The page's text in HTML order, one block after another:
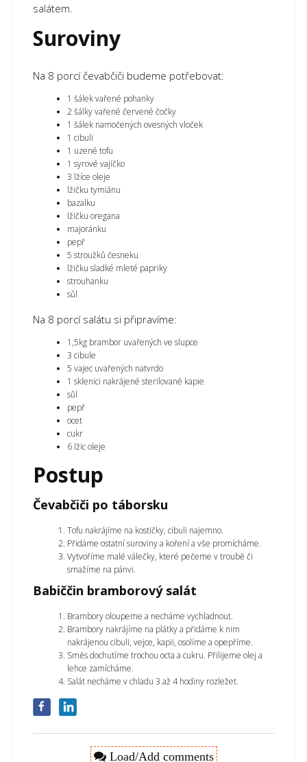
salátem.
Suroviny
Na 8 porcí čevabčiči budeme potřebovat:
1 šálek vařené pohanky
2 šálky vařené červené čočky
1 šálek namočených ovesných vloček
1 cibuli
1 uzené tofu
1 syrové vajíčko
3 lžíce oleje
lžičku tymiánu
bazalku
lžičku oregana
majoránku
pepř
5 stroužků česneku
lžičku sladké mleté papriky
strouhanku
sůl
Na 8 porcí salátu si připravíme:
1,5kg brambor uvařených ve slupce
3 cibule
5 vajec uvařených natvrdo
1 sklenici nakrájené sterilované kapie
sůl
pepř
ocet
cukr
6 lžic oleje
Postup
Čevabčiči po táborsku
Tofu nakrájíme na kostičky, cibuli najemno.
Přidáme ostatní suroviny a koření a vše promícháme.
Vytvoříme malé válečky, které pečeme v troubě či
smažíme na pánvi.
Babiččin bramborový salát
Brambory oloupeme a necháme vychladnout.
Brambory nakrájíme na plátky a přidáme k nim
nakrájenou cibuli, vejce, kapii, osolíme a opepříme.
Směs dochutíme trochou octa a cukru. Přilijeme olej a
lehce zamícháme.
Salát necháme v chladu 3 až 4 hodiny rozležet.
Load/Add comments